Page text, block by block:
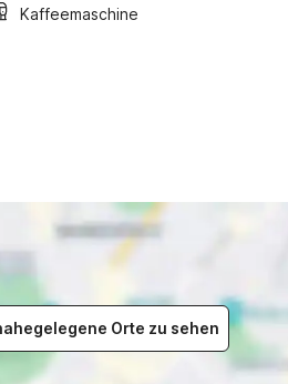
Kaffeemaschine
Orte zu sehen